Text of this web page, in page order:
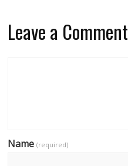
Leave a Comment
Name(required)